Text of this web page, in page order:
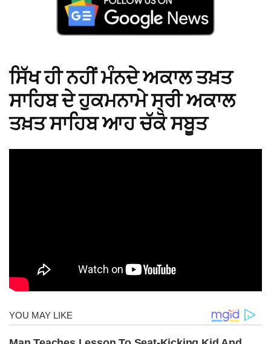
ਸਿੱਖ ਹੀ ਨਹੀਂ ਮੰਨਦੇ ਅਕਾਲ ਤਖ਼ਤ
ਸਾਹਿਬ ਦੇ ਹੁਕਮਨਾਮੇ ਸ੍ਰੀ ਅਕਾਲ
ਤਖ਼ਤ ਸਾਹਿਬ ਆਹ ਚੱਕੋ ਸਬੂਤ